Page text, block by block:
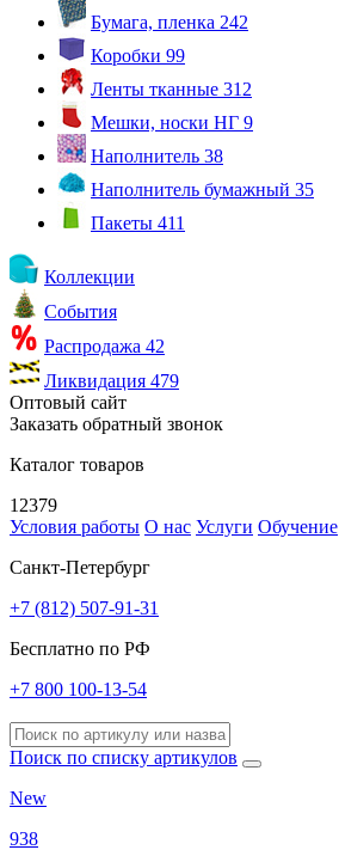
Бумага, пленка 242
Коробки 99
Ленты тканные 312
Мешки, носки НГ 9
Наполнитель 38
Наполнитель бумажный 35
Пакеты 411
Коллекции
События
Распродажа 42
Ликвидация 479
Оптовый сайт
Заказать обратный звонок
Каталог товаров
12379
Условия работы О нас Услуги Обучение
Санкт-Петербург
+7 (812) 507-91-31
Бесплатно по РФ
+7 800 100-13-54
Поиск по списку артикулов
New
938